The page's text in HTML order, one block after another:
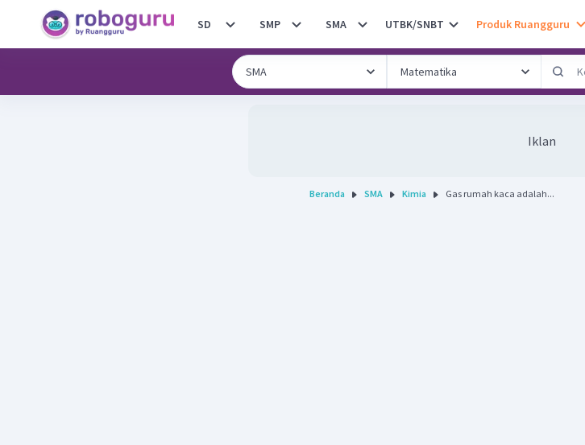
SD SMP SMA UTBK/SNBT Produk Ruangguru
Iklan
Beranda SMA Kimia Gas rumah kaca adalah...